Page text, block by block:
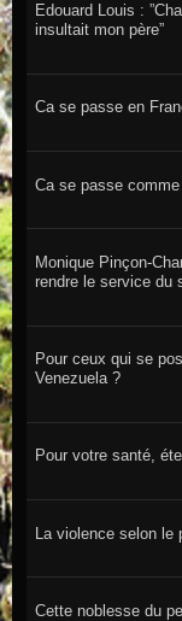
Edouard Louis :
insultait mon père”
Ca se passe en
Ca se passe
Monique Pinçon-
rendre le service du
Pour ceux qui se
Venezuela ?
Pour votre santé,
La violence selon le
Cette noblesse du